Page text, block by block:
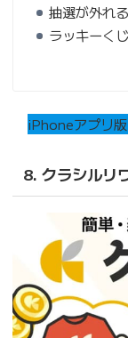
抽選が外れ
ラッキーく
iPhoneアプリ
8. クラシルリ